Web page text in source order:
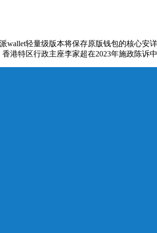
wallet轻量级版本将保存原版钱包的核心
港特区行政主座李家超在2023年施政陈诉